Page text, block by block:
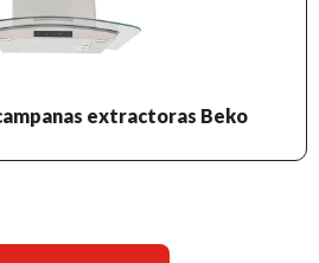
extractoras Beko